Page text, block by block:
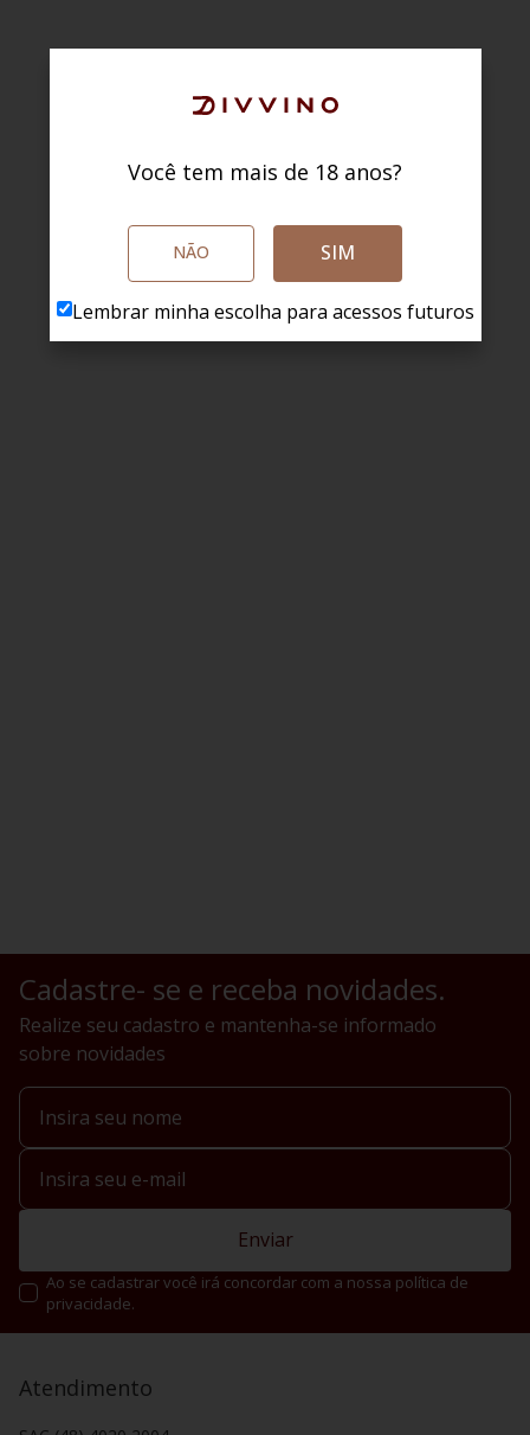
Cadastre- se e receba novidades.
Realize seu cadastro e mantenha-se informado
sobre novidades
Enviar
Ao se cadastrar você irá concordar com a nossa política de
privacidade.
Atendimento
Você tem mais de 18 anos?
NÃO SIM
Lembrar minha escolha para acessos futuros